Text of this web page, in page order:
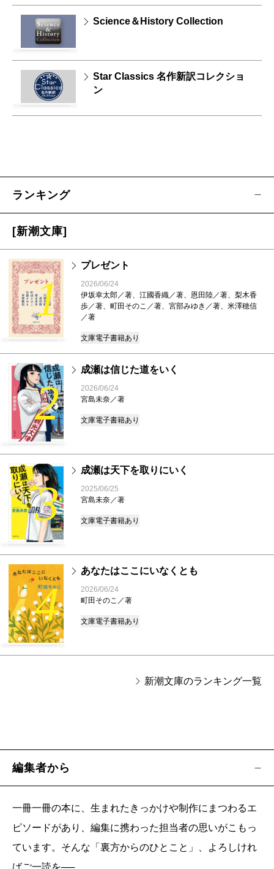
Science＆History Collection
Star Classics 名作新訳コレクショ
ン
ランキング
[新潮文庫]
1
プレゼント
2026/06/24
伊坂幸太郎／著、江國香織／著、恩田陸／著、梨木香
歩／著、町田そのこ／著、宮部みゆき／著、米澤穂信
／著
文庫電子書籍あり
2
成瀬は信じた道をいく
2026/06/24
宮島未奈／著
文庫電子書籍あり
3
成瀬は天下を取りにいく
2025/06/25
宮島未奈／著
文庫電子書籍あり
4
あなたはここにいなくとも
2026/06/24
町田そのこ／著
文庫電子書籍あり
新潮文庫のランキング一覧
編集者から
一冊一冊の本に、生まれたきっかけや制作にまつわるエ
ピソードがあり、編集に携わった担当者の思いがこもっ
ています。そんな「裏方からのひとこと」、よろしけれ